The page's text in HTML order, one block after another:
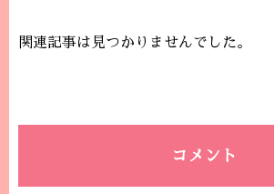
関連記事は見つかりませんでした。
コメント